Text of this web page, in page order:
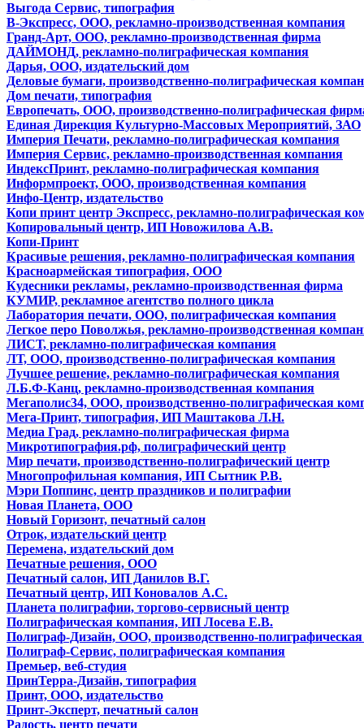
Выгода Сервис, типография
В-Экспресс, ООО, рекламно-производственная компания
Гранд-Арт, ООО, рекламно-производственная фирма
ДАЙМОНД, рекламно-полиграфическая компания
Дарья, ООО, издательский дом
Деловые бумаги, производственно-полиграфическая
Дом печати, типография
Европечать, ООО, производственно-полиграфическая
Единая Дирекция Культурно-Массовых Мероприятий, ЗАО
Империя Печати, рекламно-полиграфическая компания
Империя Сервис, рекламно-производственная компания
ИндексПринт, рекламно-полиграфическая компания
Информпроект, ООО, производственная компания
Инфо-Центр, издательство
Копи принт центр Экспресс, рекламно-полиграфическая
Копировальный центр, ИП Новожилова А.В.
Копи-Принт
Красивые решения, рекламно-полиграфическая компания
Красноармейская типография, ООО
Кудесники рекламы, рекламно-производственная фирма
КУМИР, рекламное агентство полного цикла
Лаборатория печати, ООО, полиграфическая компания
Легкое перо Поволжья, рекламно-производственная
ЛИСТ, рекламно-полиграфическая компания
ЛТ, ООО, производственно-полиграфическая компания
Лучшее решение, рекламно-полиграфическая компания
Л.Б.Ф-Канц, рекламно-производственная компания
Мегаполис34, ООО, производственно-полиграфическая
Мега-Принт, типография, ИП Маштакова Л.Н.
Медиа Град, рекламно-полиграфическая фирма
Микротипография.рф, полиграфический центр
Мир печати, производственно-полиграфический центр
Многопрофильная компания, ИП Сытник Р.В.
Мэри Поппинс, центр праздников и полиграфии
Новая Планета, ООО
Новый Горизонт, печатный салон
Отрок, издательский центр
Перемена, издательский дом
Печатные решения, ООО
Печатный салон, ИП Данилов В.Г.
Печатный центр, ИП Коновалов А.С.
Планета полиграфии, торгово-сервисный центр
Полиграфическая компания, ИП Лосева Е.В.
Полиграф-Дизайн, ООО, производственно-
Полиграф-Сервис, полиграфическая компания
Премьер, веб-студия
ПринТерра-Дизайн, типография
Принт, ООО, издательство
Принт-Эксперт, печатный салон
Радость, центр печати